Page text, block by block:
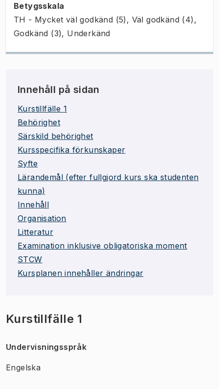
Betygsskala
TH - Mycket väl godkänd (5), Väl godkänd (4),
Godkänd (3), Underkänd
Innehåll på sidan
Kurstillfälle 1
Behörighet
Särskild behörighet
Kursspecifika förkunskaper
Syfte
Lärandemål (efter fullgjord kurs ska studenten
kunna)
Innehåll
Organisation
Litteratur
Examination inklusive obligatoriska moment
STCW
Kursplanen innehåller ändringar
Kurstillfälle 1
Undervisningsspråk
Engelska